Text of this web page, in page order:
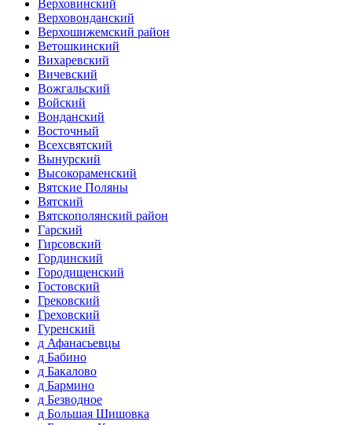
Верховинский
Верховонданский
Верхошижемский район
Ветошкинский
Вихаревский
Вичевский
Вожгальский
Войский
Вонданский
Восточный
Всехсвятский
Вынурский
Высокораменский
Вятские Поляны
Вятский
Вятскополянский район
Гарский
Гирсовский
Гординский
Городищенский
Гостовский
Грековский
Греховский
Гуренский
д Афанасьевцы
д Бабино
д Бакалово
д Бармино
д Безводное
д Большая Шишовка